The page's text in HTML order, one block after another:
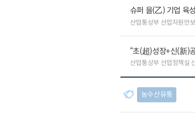
슈퍼 을(乙) 기업 육
산업통상부 산업자원안
“초(超)성장+신(新)
산업통상부 산업정책실
농수산유통